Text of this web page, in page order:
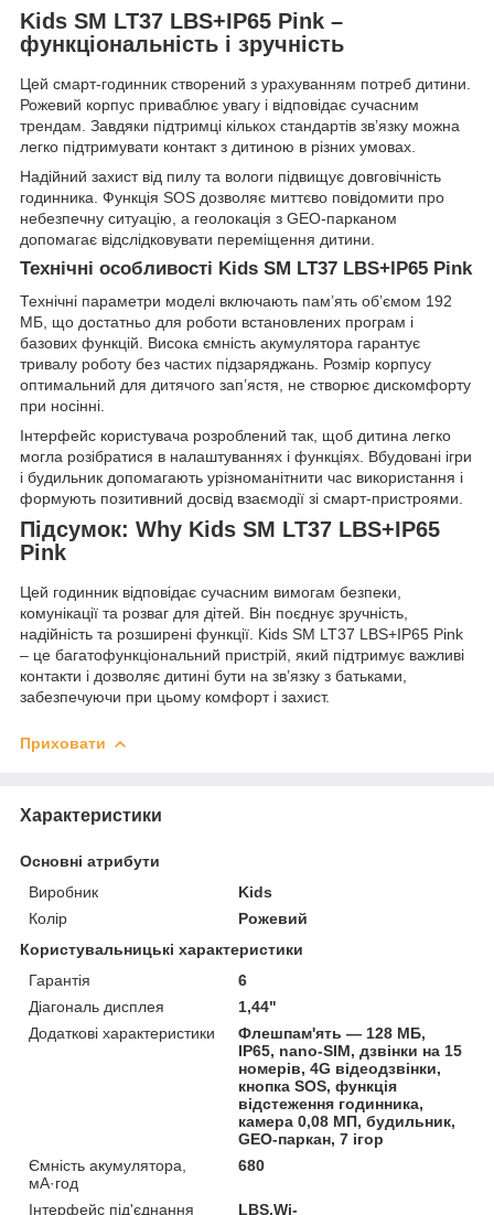
Kids SM LT37 LBS+IP65 Pink –
функціональність і зручність
Цей смарт-годинник створений з урахуванням потреб дитини.
Рожевий корпус приваблює увагу і відповідає сучасним
трендам. Завдяки підтримці кількох стандартів зв’язку можна
легко підтримувати контакт з дитиною в різних умовах.
Надійний захист від пилу та вологи підвищує довговічність
годинника. Функція SOS дозволяє миттєво повідомити про
небезпечну ситуацію, а геолокація з GEO-парканом
допомагає відслідковувати переміщення дитини.
Технічні особливості Kids SM LT37 LBS+IP65 Pink
Технічні параметри моделі включають пам’ять об’ємом 192
МБ, що достатньо для роботи встановлених програм і
базових функцій. Висока ємність акумулятора гарантує
тривалу роботу без частих підзаряджань. Розмір корпусу
оптимальний для дитячого зап’ястя, не створює дискомфорту
при носінні.
Інтерфейс користувача розроблений так, щоб дитина легко
могла розібратися в налаштуваннях і функціях. Вбудовані ігри
і будильник допомагають урізноманітнити час використання і
формують позитивний досвід взаємодії зі смарт-пристроями.
Підсумок: Why Kids SM LT37 LBS+IP65
Pink
Цей годинник відповідає сучасним вимогам безпеки,
комунікації та розваг для дітей. Він поєднує зручність,
надійність та розширені функції. Kids SM LT37 LBS+IP65 Pink
– це багатофункціональний пристрій, який підтримує важливі
контакти і дозволяє дитині бути на зв’язку з батьками,
забезпечуючи при цьому комфорт і захист.
Приховати
Характеристики
Основні атрибути
Виробник
Kids
Колір
Рожевий
Користувальницькі характеристики
Гарантія
6
Діагональ дисплея
1,44"
Додаткові характеристики
Флешпам'ять — 128 МБ,
IP65, nano-SIM, дзвінки на 15
номерів, 4G відеодзвінки,
кнопка SOS, функція
відстеження годинника,
камера 0,08 МП, будильник,
GEO-паркан, 7 ігор
Ємність акумулятора,
мА·год
680
Інтерфейс під'єднання LBS,Wi-